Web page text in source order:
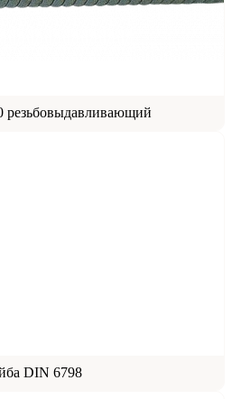
резьбовыдавливающий
DIN 6798